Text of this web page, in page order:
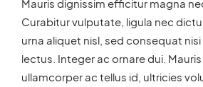
Mauris dignissim efficitur magna
Curabitur vulputate, ligula nec
urna aliquet nisl, sed consequat
lectus. Integer ac ornare dui. Mauris
ullamcorper ac tellus id, ultricies